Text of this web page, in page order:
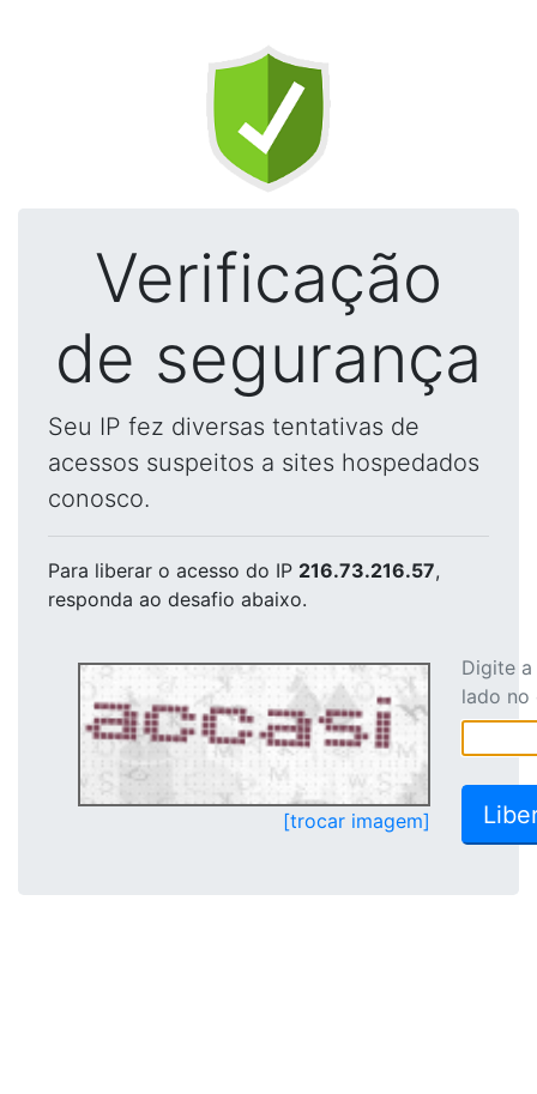
Verificação
de segurança
Seu IP fez diversas tentativas de
acessos suspeitos a sites hospedados
conosco.
Para liberar o acesso do IP 216.73.216.57,
responda ao desafio abaixo.
[trocar imagem]
Digite
lado no